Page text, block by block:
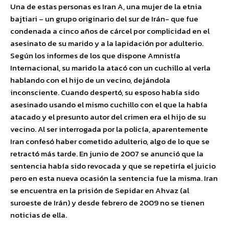
Una de estas personas es Iran A, una mujer de la etnia
bajtiari – un grupo originario del sur de Irán- que fue
condenada a cinco años de cárcel por complicidad en el
asesinato de su marido y a la lapidación por adulterio.
Según los informes de los que dispone Amnistía
Internacional, su marido la atacó con un cuchillo al verla
hablando con el hijo de un vecino, dejándola
inconsciente. Cuando despertó, su esposo había sido
asesinado usando el mismo cuchillo con el que la había
atacado y el presunto autor del crimen era el hijo de su
vecino. Al ser interrogada por la policía, aparentemente
Iran confesó haber cometido adulterio, algo de lo que se
retractó más tarde. En junio de 2007 se anunció que la
sentencia había sido revocada y que se repetiría el juicio
pero en esta nueva ocasión la sentencia fue la misma. Iran
se encuentra en la prisión de Sepidar en Ahvaz (al
suroeste de Irán) y desde febrero de 2009 no se tienen
noticias de ella.